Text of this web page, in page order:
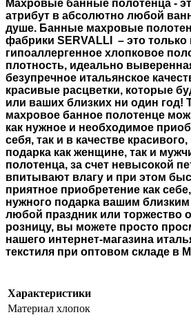
Махровые банные полотенца -
атрибут в абсолютно любой
душе. Банные махровые
фабрики SERVALLI – это только
гипоаллергенное хлопковое
плотность, идеально
безупречное итальянское
красивые расцветки, которые
или ваших близких ни один год!
махровое банное полотенце
как нужное и необходимое
себя, так и в качестве
подарка как женщине, так и
полотенца, за счет невысокой
впитывают влагу и при этом
приятное приобретение как
нужного подарка вашим
любой праздник или торжество
розницу, вы можете просто
нашего интернет-магазина
текстиля при оптовом складе в
Характеристики
Материал хлопок